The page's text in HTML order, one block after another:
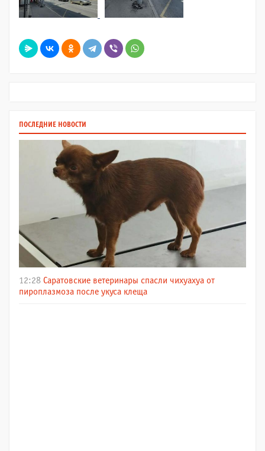
ПОСЛЕДНИЕ НОВОСТИ
12:28 Саратовские ветеринары спасли чихуахуа от
пироплазмоза после укуса клеща